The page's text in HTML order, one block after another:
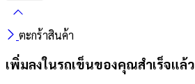
ตะกร้าสินค้า
เพิ่มลงในรถเข็นของคุณสำเร็จแล้ว